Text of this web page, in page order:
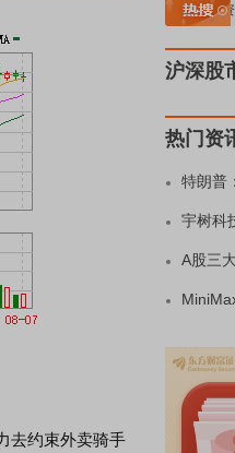
去约束外卖骑手
半导体板块活跃 沪深资
沪深股
热门资
特朗普
宇树科
A股三